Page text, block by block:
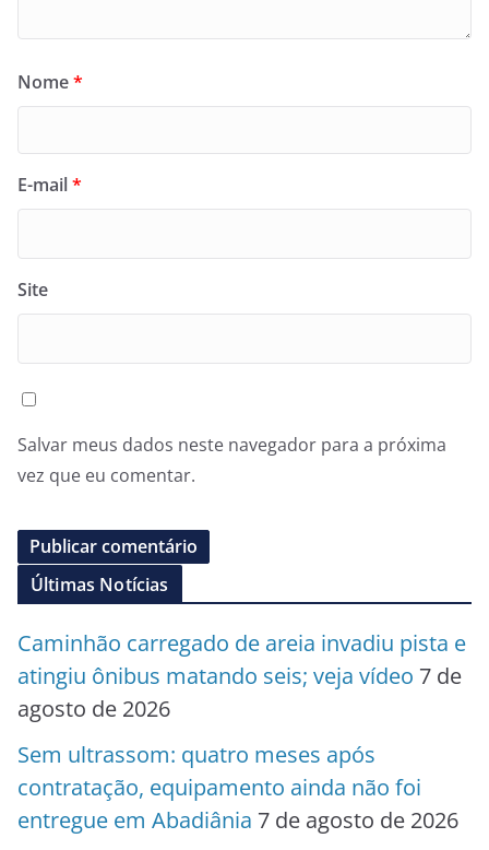
Nome*
E-mail*
Site
Salvar meus dados neste navegador para a próxima
vez que eu comentar.
Últimas Notícias
Caminhão carregado de areia invadiu pista e
atingiu ônibus matando seis; veja vídeo 7 de
agosto de 2026
Sem ultrassom: quatro meses após
contratação, equipamento ainda não foi
entregue em Abadiânia 7 de agosto de 2026